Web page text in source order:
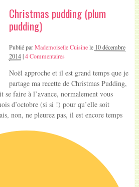
Christmas pudding (plum
pudding)
Publié parMademoiselle Cuisinele 10 décembre
2014|4 Commentaires
Noël approche et il est grand temps que je
partage ma recette de Christmas Pudding,
se faire à l’avance, normalement vous
d’octobre (si si !) pour qu’elle soit
non, ne pleurez pas, il est encore temps